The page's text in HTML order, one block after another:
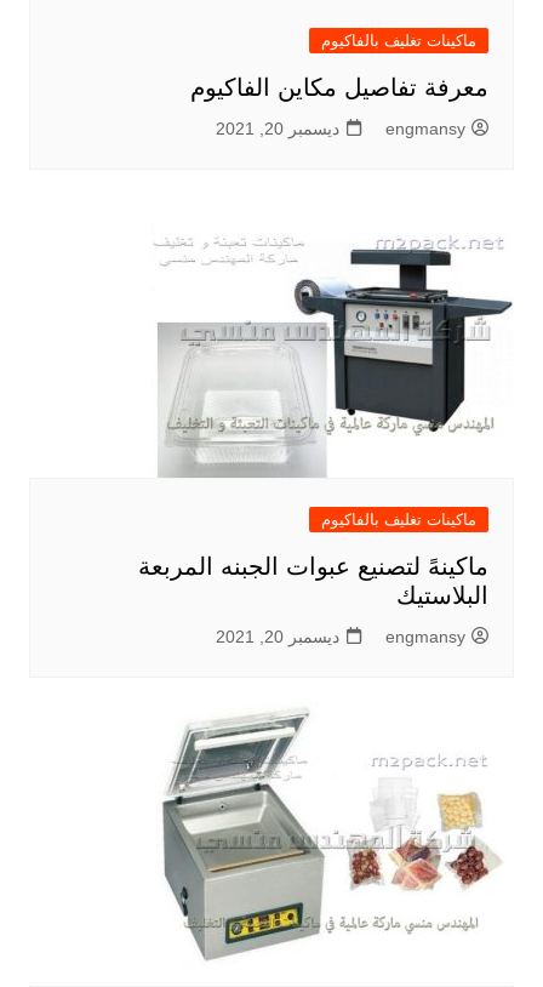
ماكينات تغليف بالفاكيوم
معرفة تفاصيل مكاين الفاكيوم
engmansy ديسمبر 20, 2021
ماكينات تغليف بالفاكيوم
ماكينهً لتصنيع عبوات الجبنه المربعة
البلاستيك
engmansy ديسمبر 20, 2021